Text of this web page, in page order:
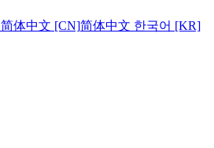
简体中文 [CN]简体中文 한국어 [KR]